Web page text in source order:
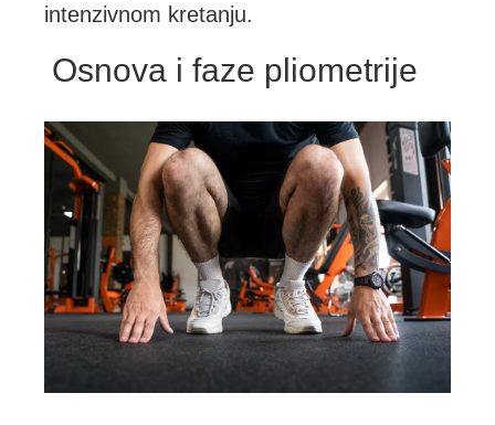
intenzivnom kretanju.
Osnova i faze pliometrije